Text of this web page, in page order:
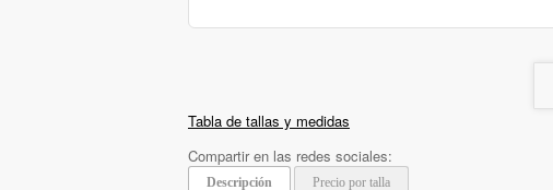
Tabla de tallas y medidas
Compartir en las redes sociales:
Descripción Precio por talla